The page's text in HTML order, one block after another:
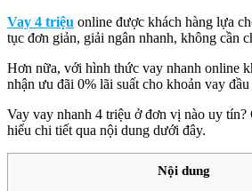
Vay 4 triệu online được khách hàng lựa
tục đơn giản, giải ngân nhanh, không cần
Hơn nữa, với hình thức vay nhanh online
nhận ưu đãi 0% lãi suất cho khoản vay đầu
Vay vay nhanh 4 triệu ở đơn vị nào uy
hiểu chi tiết qua nội dung dưới đây.
Nội dung